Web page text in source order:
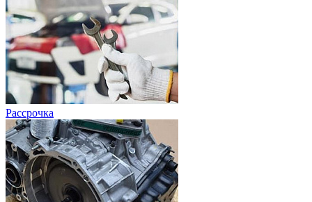
Рассрочка